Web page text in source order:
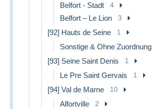
Belfort - Stadt 4
Belfort – Le Lion 3
[92] Hauts de Seine 1
Sonstige & Ohne Zuordnung
[93] Seine Saint Denis 1
Le Pre Saint Gervais 1
[94] Val de Marne 10
Alfortville 2